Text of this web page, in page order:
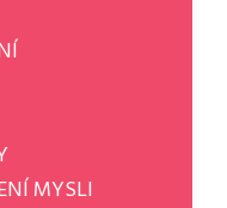
MYSLI